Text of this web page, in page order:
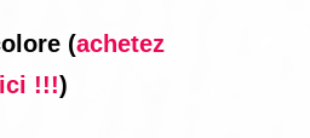
(achetez
!!!)